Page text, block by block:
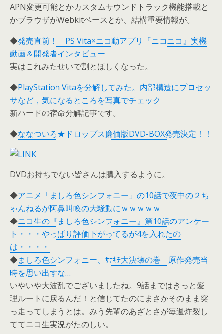
APN変更可能とかカスタムサウンドトラック機能搭載と
かブラウザがWebkitベースとか、結構重要情報が。
◆発売直前！ PS Vita×ニコ動アプリ『ニコニコ』実機
動画＆開発者インタビュー
実はこれみたせいで割とほしくなった。
◆PlayStation Vitaを分解してみた。内部構造にプロセッ
サなど，気になるところを写真でチェック
新ハードの宿命分解記事です。
◆ななついろ★ドロップス廉価版DVD-BOX発売決定！！
DVDお持ちでない皆さんは購入するように。
◆アニメ「ましろ色シンフォニー」の10話で夜中の２ち
ゃんねるが阿鼻叫喚の大騒動にｗｗｗｗｗ
◆ニコ生の『ましろ色シンフォニー』第10話のアンケー
ト・・・やっぱり評価下がってるが4を入れたの
は・・・・
◆ましろ色シンフォニー、ｻﾅｷﾁ大決壊の巻 原作発売当
時を思い出すな…
いやいや大波乱でございましたね。9話まではきっと愛
理ルートに戻るんだ！と信じてたのにまさかそのまま突
っ走ってしまうとは。みう先輩のあざとさが毎週炸裂し
ててニコ生実況がたのしい。